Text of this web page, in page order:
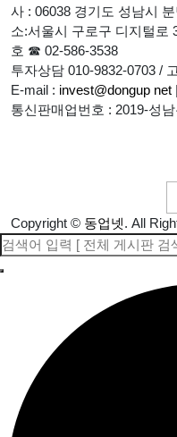
사 : 06038 경기도 성남시
소:서울시 구로구 디지털로
호 ☎ 02-586-3538
투자상담 010-9832-0703 /
E-mail : invest@dongup net |
통신판매업번호 : 2019-성
Copyright © 동업넷. All